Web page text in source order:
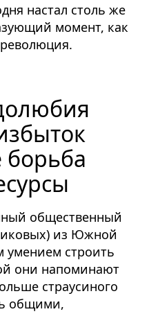
настал столь же
момент, как
борьба
общественный
из Южной
умением строить
они напоминают
страусиного
общими,